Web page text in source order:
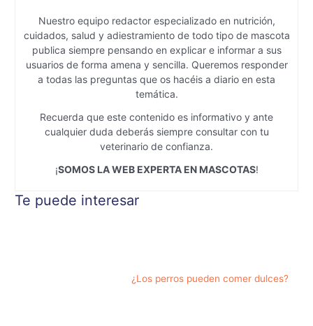
Nuestro equipo redactor especializado en nutrición,
cuidados, salud y adiestramiento de todo tipo de mascota
publica siempre pensando en explicar e informar a sus
usuarios de forma amena y sencilla. Queremos responder
a todas las preguntas que os hacéis a diario en esta
temática.
Recuerda que este contenido es informativo y ante
cualquier duda deberás siempre consultar con tu
veterinario de confianza.
¡SOMOS LA WEB EXPERTA EN MASCOTAS!
Te puede interesar
¿Los perros pueden comer dulces?